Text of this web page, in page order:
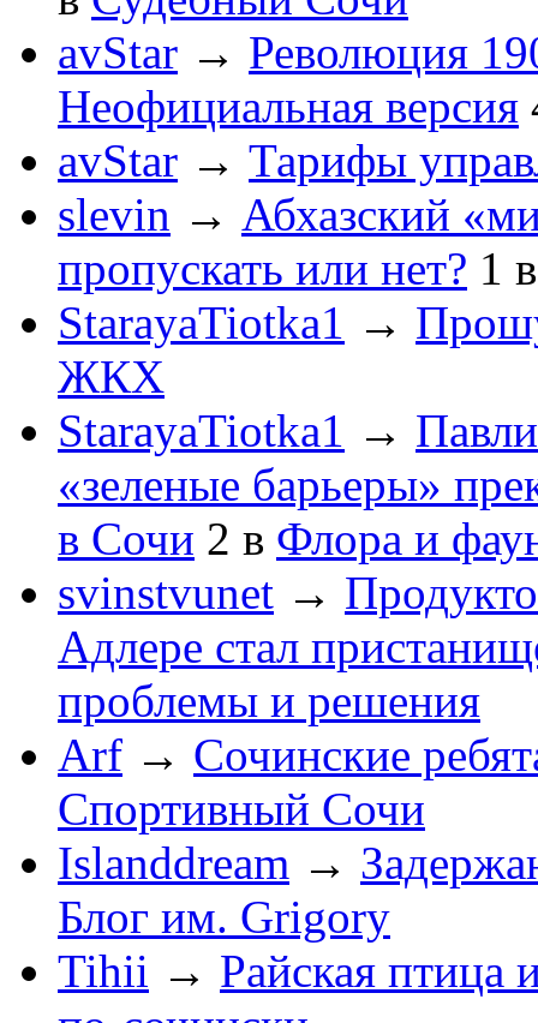
avStar → Революция
Неофициальная версия
avStar → Тарифы
slevin → Абхазский
пропускать или нет? 1
StarayaTiotka1 →
ЖКХ
StarayaTiotka1 →
«зеленые барьеры»
в Сочи 2 в Флора и
svinstvunet →
Адлере стал
проблемы и решения
Arf → Сочинские
Спортивный Сочи
Islanddream →
Блог им. Grigory
Tihii → Райская птица